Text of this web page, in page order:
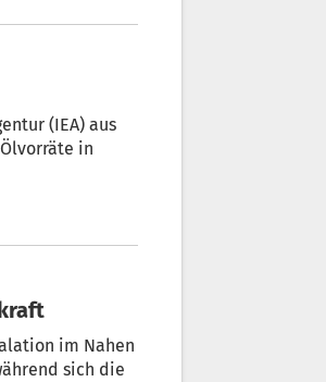
(IEA) aus
in
im Nahen
sich die